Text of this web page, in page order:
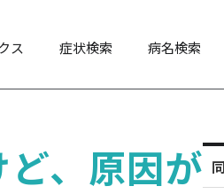
ス 症状検索 病名検索
、原因が